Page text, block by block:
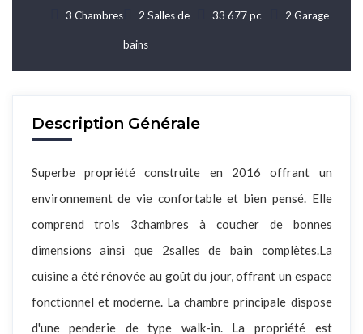
3 Chambres 2 Salles de
bains
33 677 pc 2 Garage
Description Générale
Superbe propriété construite en 2016 offrant un
environnement de vie confortable et bien pensé. Elle
comprend trois 3chambres à coucher de bonnes
dimensions ainsi que 2salles de bain complètes.La
cuisine a été rénovée au goût du jour, offrant un espace
fonctionnel et moderne. La chambre principale dispose
d'une penderie de type walk-in. La propriété est